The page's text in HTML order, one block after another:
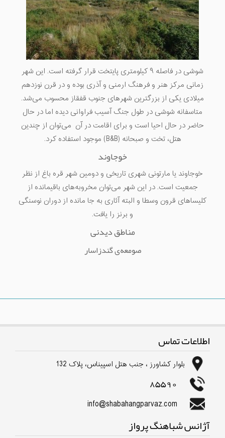
شوشی در فاصله ۹ کیلومتری پایتخت قرار گرفته است. این شهر
زمانی مرکز هنر و فرهنگ ارمنی و آذری بوده و در قرن نوزدهم
میلادی یکی از بزرگترین شهرهای جنوب قفقاز محسوب می‌شد.
متاسفانه شوشی در طول جنگ آسیب فراوانی دیده اما در حال
حاضر در حال احیا است و برای اقامت در آن می‌توان از چندین
هتل، تخت و صبحانه (B&B) موجود استفاده کرد.
خوجاوند
خوجاوند یا مارتونی شهری تاریخی و دومین شهر قره باغ از نظر
جمعیت است. در این شهر می‌توان مخروبه‌های باقیمانده از
کلیساهای قرون وسطا و البته آثاری به جا مانده از دوران نوسنگی
و برنز را یافت.
مناطق دیدنی
صومعه‌ی گندزاسار
اطلاعات تماس
بلوار كشاورز ، جنب هتل اسپیناس، پلاک 132
85590
info@shabahangparvaz.com
آژانس شباهنگ پرواز